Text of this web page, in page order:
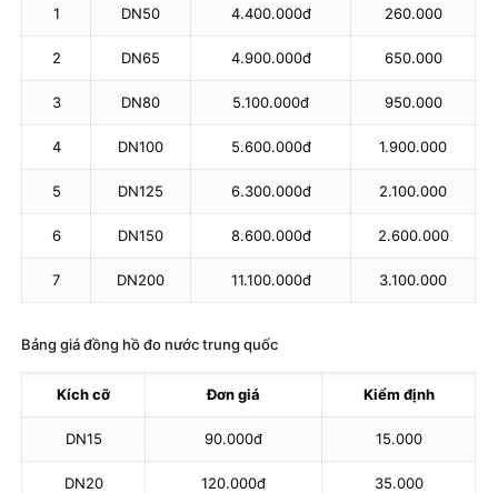
1 DN50 4.400.000đ 260.000
2 DN65 4.900.000đ 650.000
3 DN80 5.100.000đ 950.000
4 DN100 5.600.000đ 1.900.000
5 DN125 6.300.000đ 2.100.000
6 DN150 8.600.000đ 2.600.000
7 DN200 11.100.000đ 3.100.000
Bảng giá đồng hồ đo nước trung quốc
Kích cỡ Đơn giá Kiểm định
DN15 90.000đ 15.000
DN20 120.000đ 35.000